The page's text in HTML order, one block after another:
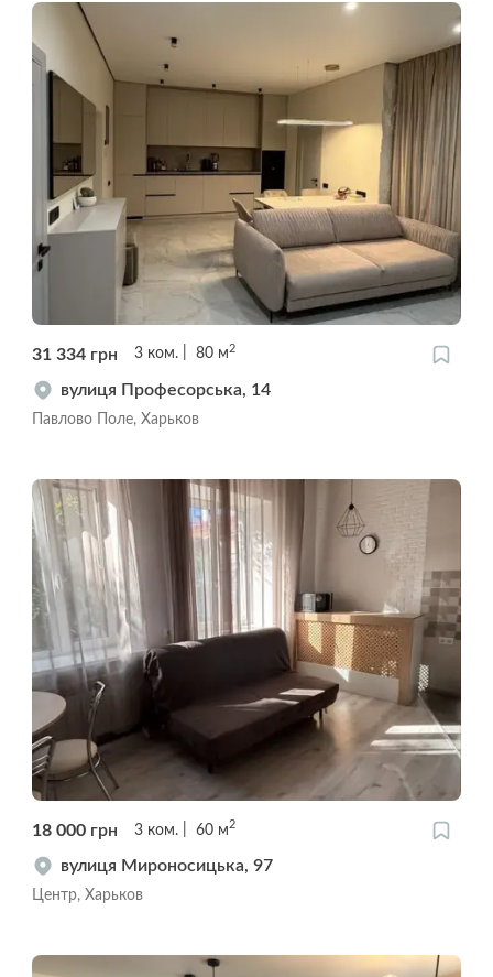
31 334 грн 3 ком. 80 м 2
вулиця Професорська, 14
Павлово Поле, Харьков
18 000 грн 3 ком. 60 м2
вулиця Мироносицька, 97
Центр, Харьков